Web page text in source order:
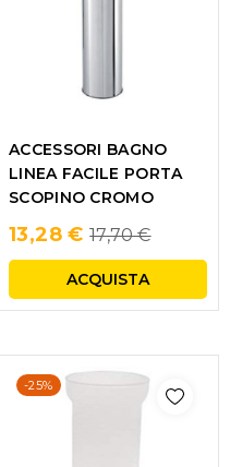
ACCESSORI BAGNO
LINEA FACILE PORTA
SCOPINO CROMO
13,28 € Regular
price
17,70 €
ACQUISTA
-25%